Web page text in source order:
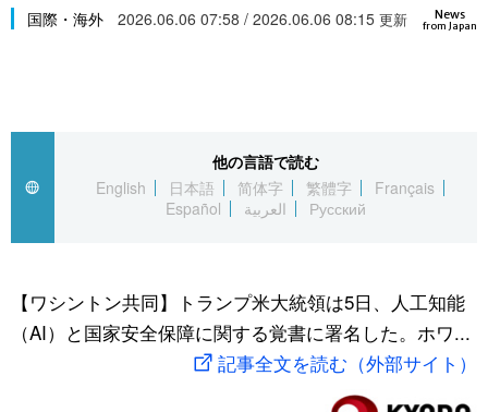
Русский
カテゴリー
経済・ビジネス
国際
文化
トップ
アーカイブ
In-depth
Japan Data
動画/Live
スポーツ・東京2020
News
from Japan
国際・海外 2026.06.06 07:58 / 2026.06.06 08:15 更新
他の言語で読む
English
日本語 简体字 繁體字
Français
Español
العربية Русский
【ワシントン共同】トランプ米大統領は5日、人工知能
（AI）と国家安全保障に関する覚書に署名した。ホワ...
記事全文を読む（外部サイト）